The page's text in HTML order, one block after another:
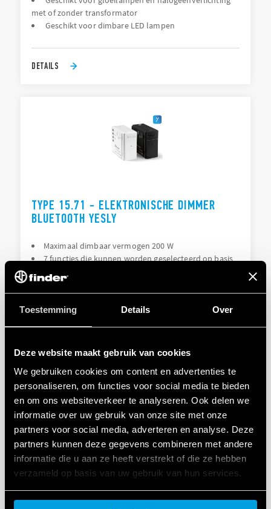
Toestemming Details Over
Deze website maakt gebruik van cookies
We gebruiken cookies om content en advertenties te
personaliseren, om functies voor social media te bieden
en om ons websiteverkeer te analyseren. Ook delen we
informatie over uw gebruik van onze site met onze
partners voor social media, adverteren en analyse. Deze
partners kunnen deze gegevens combineren met andere
informatie die u aan ze heeft verstrekt of die ze hebben
verzameld op basis van uw gebruik van hun services.
Cookie policy.
met of zonder transformator
Geschikt voor dimbare LED lampen
DETAILS
TYPE 15.71 - ELEKTRONISCHE DIMMER
BLUETOOTH YESLY
Maximaal dimbaar vermogen 200 W
7 functies die kunnen worden geselecteerd op basis
DETAILS
TYPE 15.81 - ELEKTRONISCHE DIMMERS
Maximaal schakelvermogen 500 W
Multifunctie